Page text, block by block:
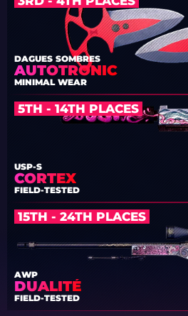
DAGUES SOMBRES
AUTOTRONIC
MINIMAL WEAR
5TH - 14TH PLACES
USP-S
CORTEX
FIELD-TESTED
15TH - 24TH PLACES
AWP
DUALITÉ
FIELD-TESTED